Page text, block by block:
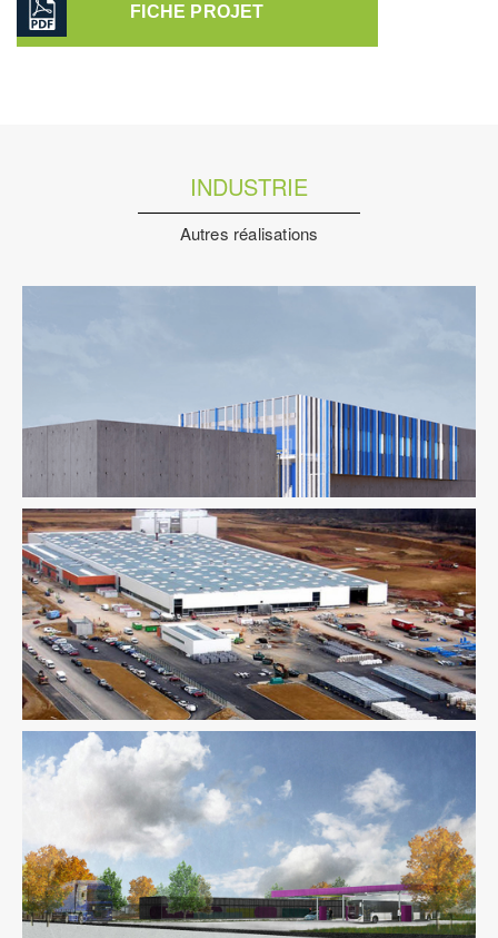
FICHE PROJET
INDUSTRIE
Autres réalisations
AMO Industrie Ingenierie TCE
Fluides Industrie Ingenierie TCE Pilotage D'opération /
MOEX Structure VRD
Industrie